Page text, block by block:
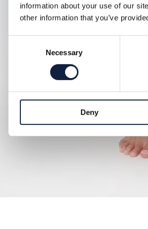
information about your use of our
other information that you’ve
Necessary
Deny